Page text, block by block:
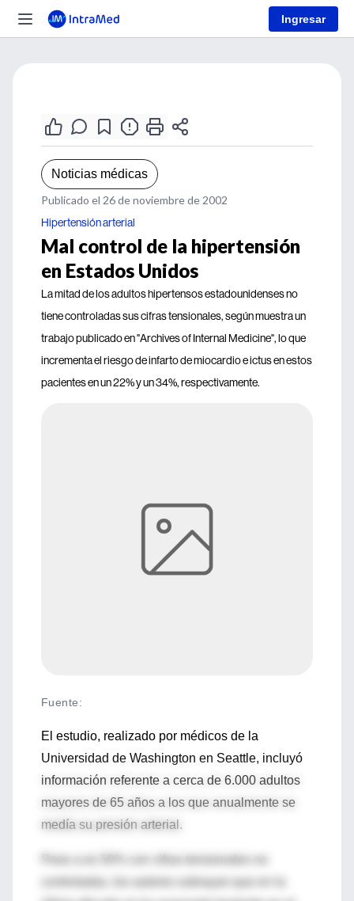
Ingresar
Noticias médicas
Publicado el 26 de noviembre de 2002
Hipertensión arterial
Mal control de la hipertensión
en Estados Unidos
La mitad de los adultos hipertensos estadounidenses no
tiene controladas sus cifras tensionales, según muestra un
trabajo publicado en "Archives of Internal Medicine", lo que
incrementa el riesgo de infarto de miocardio e ictus en estos
pacientes en un 22% y un 34%, respectivamente.
Fuente:
El estudio, realizado por médicos de la
Universidad de Washington en Seattle, incluyó
información referente a cerca de 6.000 adultos
mayores de 65 años a los que anualmente se
medía su presión arterial.
Pese a es 50% con cifras tensionales no